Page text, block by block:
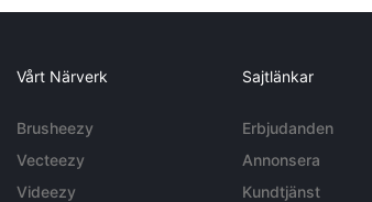
Vårt Närverk
Brusheezy
Vecteezy
Videezy
Sajtlänkar
Erbjudanden
Annonsera
Kundtjänst